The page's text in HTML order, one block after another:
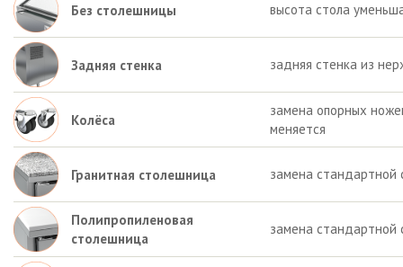
Без столешницы высота стола
Задняя стенка задняя стенка из
Колёса
замена опорных
меняется
Гранитная столешница замена стандартной
Полипропиленовая
столешница
замена стандартной